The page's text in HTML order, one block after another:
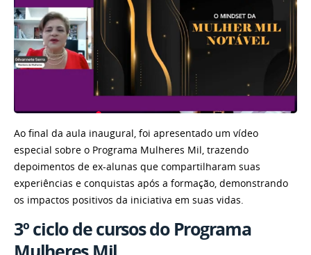
Ao final da aula inaugural, foi apresentado um vídeo
especial sobre o Programa Mulheres Mil, trazendo
depoimentos de ex-alunas que compartilharam suas
experiências e conquistas após a formação, demonstrando
os impactos positivos da iniciativa em suas vidas.
3º ciclo de cursos do Programa